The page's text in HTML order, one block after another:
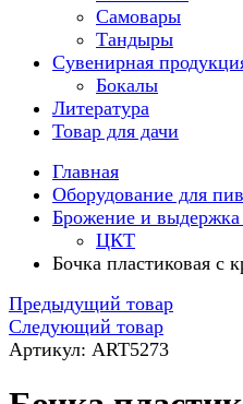
Самовары
Тандыры
Сувенирная
Бокалы
Литература
Товар для дачи
Главная
Оборудование для
Брожение и
ЦКТ
Бочка пластиковая с
Предыдущий товар
Следующий товар
Артикул: ART5273